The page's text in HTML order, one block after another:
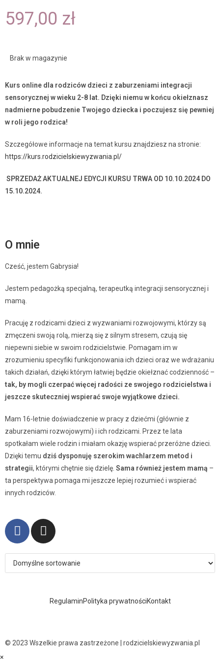
597,00 zł
Brak w magazynie
Kurs online dla rodziców dzieci z zaburzeniami integracji
sensorycznej w wieku 2-8 lat. Dzięki niemu w końcu okiełznasz
nadmierne pobudzenie Twojego dziecka i poczujesz się pewniej
w roli jego rodzica!
Szczegółowe informacje na temat kursu znajdziesz na stronie:
https://kurs.rodzicielskiewyzwania.pl/
SPRZEDAŻ AKTUALNEJ EDYCJI KURSU TRWA OD 10.10.2024 DO
15.10.2024.
O mnie
Cześć, jestem Gabrysia!
Jestem pedagożką specjalną, terapeutką integracji sensorycznej i
mamą.
Pracuję z rodzicami dzieci z wyzwaniami rozwojowymi, którzy są
zmęczeni swoją rolą, mierzą się z silnym stresem, czują się
niepewni siebie w swoim rodzicielstwie. Pomagam im w
zrozumieniu specyfiki funkcjonowania ich dzieci oraz we wdrażaniu
takich działań, dzięki którym łatwiej będzie okiełznać codzienność –
tak, by mogli czerpać więcej radości ze swojego rodzicielstwa i
jeszcze skuteczniej wspierać swoje wyjątkowe dzieci.
Mam 16-letnie doświadczenie w pracy z dziećmi (głównie z
zaburzeniami rozwojowymi) i ich rodzicami. Przez te lata
spotkałam wiele rodzin i miałam okazję wspierać przeróżne dzieci.
Dzięki temu dziś dysponuję szerokim wachlarzem metod i
strategii, którymi chętnie się dzielę. Sama również jestem mamą –
ta perspektywa pomaga mi jeszcze lepiej rozumieć i wspierać
innych rodziców.
RegulaminPolityka prywatnościKontakt
© 2023 Wszelkie prawa zastrzeżone | rodzicielskiewyzwania.pl
×